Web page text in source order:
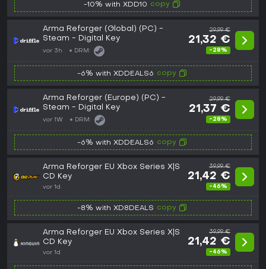
-10% with XDD10 copy
Arma Reforger (Global) (PC) -
Steam - Digital Key
vor 3h DRM:
29,99 €
21,32 €
-28%
-6% with XDDEALS6 copy
Arma Reforger (Europe) (PC) -
Steam - Digital Key
vor 1W DRM:
29,99 €
21,37 €
-28%
-6% with XDDEALS6 copy
Arma Reforger EU Xbox Series X|S
CD Key
vor 1d
39,99 €
21,42 €
-46%
-8% with XD8DEALS copy
Arma Reforger EU Xbox Series X|S
CD Key
vor 1d
39,99 €
21,42 €
-46%